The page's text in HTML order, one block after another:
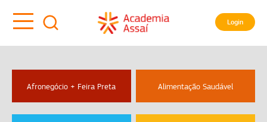
Login
Afronegócio + Feira Preta Alimentação Saudável